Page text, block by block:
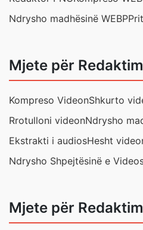
Ndrysho madhësinë WEBP
Mjete për
Kompreso VideonShkurto
Rrotulloni videonNdrysho
Ekstrakti i audiosHesht
Ndrysho Shpejtësinë e
Mjete për